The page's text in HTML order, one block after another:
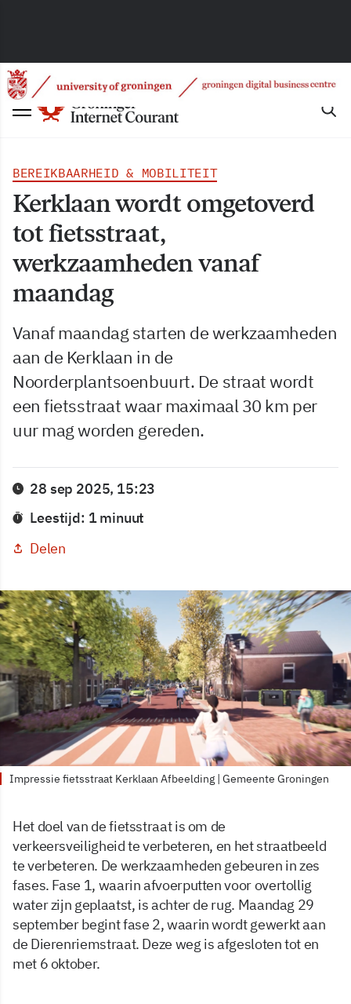
BEREIKBAARHEID & MOBILITEIT
Kerklaan wordt omgetoverd
tot fietsstraat,
werkzaamheden vanaf
maandag
Vanaf maandag starten de werkzaamheden
aan de Kerklaan in de
Noorderplantsoenbuurt. De straat wordt
een fietsstraat waar maximaal 30 km per
uur mag worden gereden.
28 sep 2025, 15:23
Leestijd: 1 minuut
Delen
Impressie fietsstraat Kerklaan Afbeelding | Gemeente Groningen
Het doel van de fietsstraat is om de
verkeersveiligheid te verbeteren, en het straatbeeld
te verbeteren. De werkzaamheden gebeuren in zes
fases. Fase 1, waarin afvoerputten voor overtollig
water zijn geplaatst, is achter de rug. Maandag 29
september begint fase 2, waarin wordt gewerkt aan
de Dierenriemstraat. Deze weg is afgesloten tot en
met 6 oktober.